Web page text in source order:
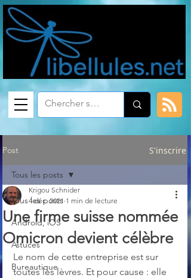
Post S'inscrire
Tous les posts
Android, iOS
Astuces
Bureautique
Tous les posts
Une firme suisse nommée
Omicron devient célèbre
Krigou Schnider
4 déc. 2021 1 min de lecture
Le nom de cette entreprise est sur
toutes les lèvres. Et pour cause : elle